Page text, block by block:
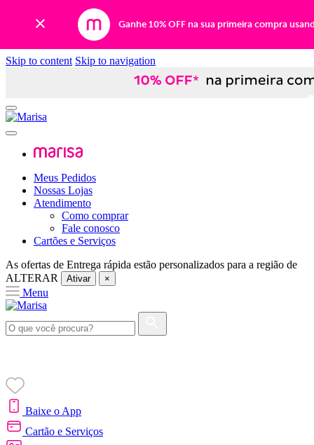
Ganhe 10% OFF na sua primeira compra
Skip to content Skip to navigation
Meus Pedidos
Nossas Lojas
Atendimento
Como comprar
Fale conosco
Cartões e Serviços
As ofertas de Entrega rápida estão personalizados para a região de
ALTERAR
Ativar ×
Menu
Baixe o App
Cartão e Serviços